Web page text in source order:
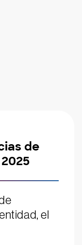
de
el